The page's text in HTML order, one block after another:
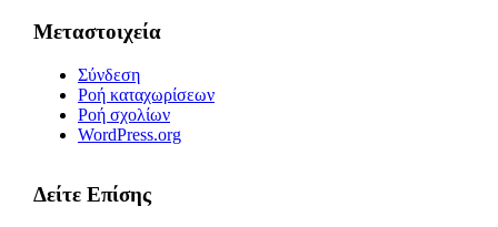
Μεταστοιχεία
Σύνδεση
Ροή καταχωρίσεων
Ροή σχολίων
WordPress.org
Δείτε Επίσης